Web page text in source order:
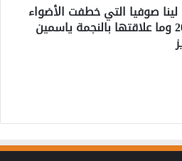
صوفيا التي خطفت الأضواء
في 2025 وما علاقتها بالنجمة ياسمين